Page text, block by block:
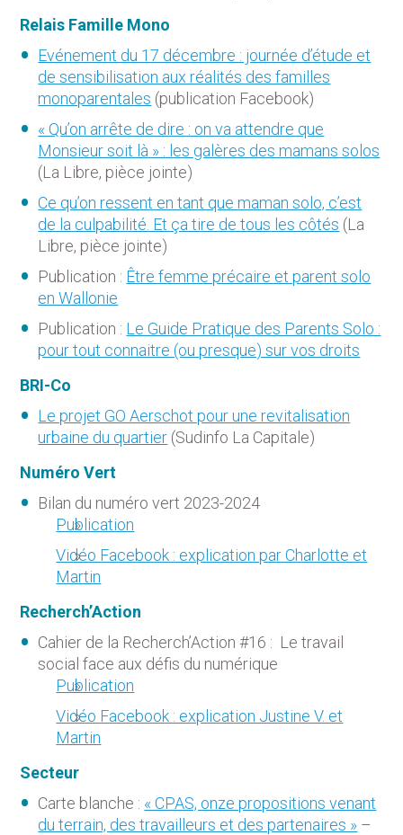
Relais Famille Mono
Evénement du 17 décembre : journée d’étude et
de sensibilisation aux réalités des familles
monoparentales (publication Facebook)
« Qu’on arrête de dire : on va attendre que
Monsieur soit là » : les galères des mamans solos
(La Libre, pièce jointe)
Ce qu’on ressent en tant que maman solo, c’est
de la culpabilité. Et ça tire de tous les côtés (La
Libre, pièce jointe)
Publication : Être femme précaire et parent solo
en Wallonie
Publication : Le Guide Pratique des Parents Solo :
pour tout connaitre (ou presque) sur vos droits
BRI-Co
Le projet GO Aerschot pour une revitalisation
urbaine du quartier (Sudinfo La Capitale)
Numéro Vert
Bilan du numéro vert 2023-2024
Publication
Vidéo Facebook : explication par Charlotte et
Martin
Recherch’Action
Cahier de la Recherch’Action #16 : Le travail
social face aux défis du numérique
Publication
Vidéo Facebook : explication Justine V. et
Martin
Secteur
Carte blanche : « CPAS, onze propositions venant
du terrain, des travailleurs et des partenaires » –